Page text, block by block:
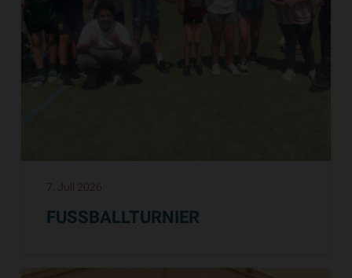
7. Juli 2026
FUSSBALLTURNIER